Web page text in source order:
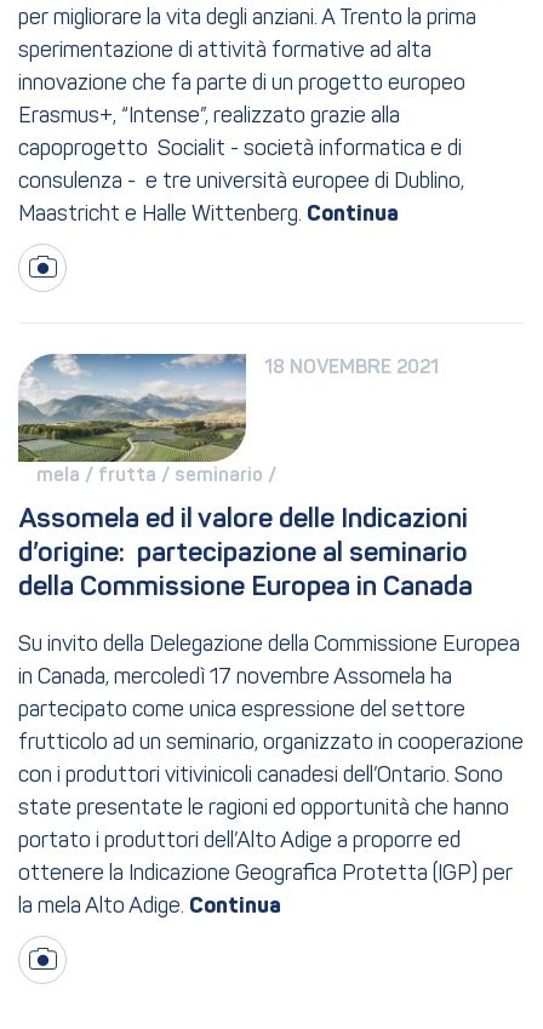
per migliorare la vita degli anziani. A Trento la prima
sperimentazione di attività formative ad alta
innovazione che fa parte di un progetto europeo
Erasmus+, “Intense”, realizzato grazie alla
capoprogetto Socialit - società informatica e di
consulenza - e tre università europee di Dublino,
Maastricht e Halle Wittenberg.
18 NOVEMBRE 2021
mela / frutta / seminario /
Assomela ed il valore delle Indicazioni
d’origine:  partecipazione al seminario
della Commissione Europea in Canada
Su invito della Delegazione della Commissione Europea
in Canada, mercoledì 17 novembre Assomela ha
partecipato come unica espressione del settore
frutticolo ad un seminario, organizzato in cooperazione
con i produttori vitivinicoli canadesi dell’Ontario. Sono
state presentate le ragioni ed opportunità che hanno
portato i produttori dell’Alto Adige a proporre ed
ottenere la Indicazione Geografica Protetta (IGP) per
la mela Alto Adige.